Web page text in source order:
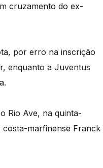
cruzamento do ex-
por erro na inscrição
enquanto a Juventus
Rio Ave, na quinta-
costa-marfinense Franck